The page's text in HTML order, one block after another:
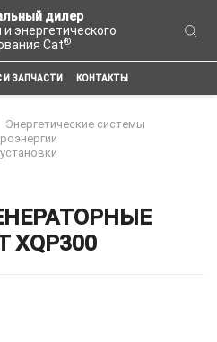
дилер
и энергетического
Cat®
И ЗАПЧАСТИ КОНТАКТЫ
Энергетические системы
XQP300